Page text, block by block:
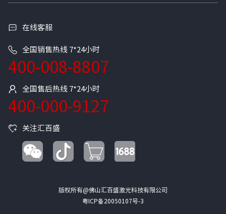
在线客服
全国销售热线 7*24小时
400-008-8807
全国售后热线 7*24小时
400-000-9127
关注汇百盛
版权所有@佛山汇百盛激光科技有限公司
粤ICP备20050107号-3